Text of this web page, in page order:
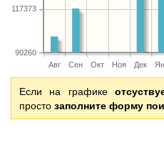
Авг Сен Окт Ноя Дек
90260
117373
Если на графике
простозаполните форму